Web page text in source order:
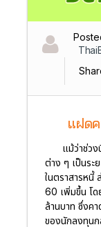
แฝด
แม้ว่าช่วง
ต่าง ๆ เป็นระ
ในตราสารหนี้
60 เพิ่มขึ้น โด
ล้านบาท ซึ่งคา
ของนักลงทุน